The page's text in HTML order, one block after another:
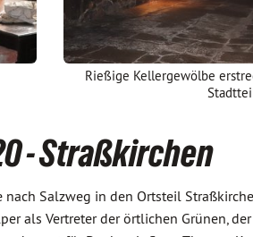
Rießige Kellergewölbe
- Straßkirchen
Salzweg in den Ortsteil
als Vertreter der örtlichen Grünen,